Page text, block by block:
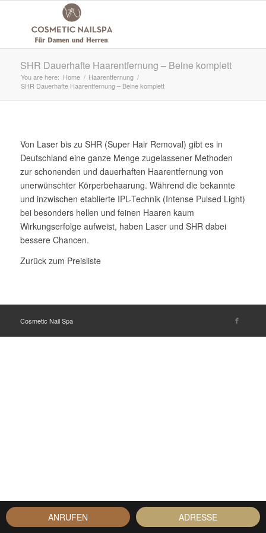
SHR Dauerhafte Haarentfernung – Beine komplett
You are here: Home / Haarentfernung /
SHR Dauerhafte Haarentfernung – Beine komplett
Von Laser bis zu SHR (Super Hair Removal) gibt es in
Deutschland eine ganze Menge zugelassener Methoden
zur schonenden und dauerhaften Haarentfernung von
unerwünschter Körperbehaarung. Während die bekannte
und inzwischen etablierte IPL-Technik (Intense Pulsed Light)
bei besonders hellen und feinen Haaren kaum
Wirkungserfolge aufweist, haben Laser und SHR dabei
bessere Chancen.
Zurück zum Preisliste
Cosmetic Nail Spa
ANRUFEN ADRESSE